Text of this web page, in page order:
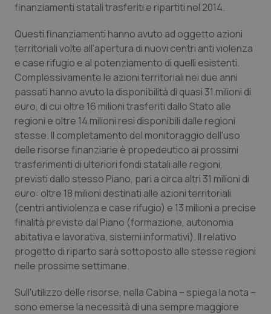
Provincia Autonoma di Bolzano
Provincia Autonoma di Trento
Puglia
Sardegna
Sicilia
Toscana
Umbria
Valle D’Aosta
Veneto
Infezioni & Febbre
Ipertensione & Scompenso
Malattie rare
Malattia di Crohn & Rettocolite Ulcerosa
Neuroscienze & patologie neurodegenerative
Obesità
Oftalmologia
Oncodermatologia
Oncoematologia
finanziamenti statali trasferiti e ripartiti nel 2014.
Questi finanziamenti hanno avuto ad oggetto azioni
territoriali volte all'apertura di nuovi centri anti violenza
e case rifugio e al potenziamento di quelli esistenti.
Complessivamente le azioni territoriali nei due anni
passati hanno avuto la disponibilità di quasi 31 milioni di
euro, di cui oltre 16 milioni trasferiti dallo Stato alle
regioni e oltre 14 milioni resi disponibili dalle regioni
stesse. Il completamento del monitoraggio dell'uso
delle risorse finanziarie è propedeutico ai prossimi
trasferimenti di ulteriori fondi statali alle regioni,
previsti dallo stesso Piano, pari a circa altri 31 milioni di
euro: oltre 18 milioni destinati alle azioni territoriali
(centri antiviolenza e case rifugio) e 13 milioni a precise
finalità previste dal Piano (formazione, autonomia
abitativa e lavorativa, sistemi informativi). Il relativo
progetto di riparto sarà sottoposto alle stesse regioni
nelle prossime settimane.
Sull'utilizzo delle risorse, nella Cabina – spiega la nota –
sono emerse la necessità di una sempre maggiore